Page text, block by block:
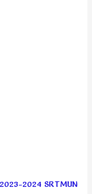
2024 SRTMUN